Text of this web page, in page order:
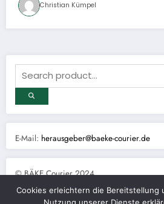
Christian Kümpel
E-Mail: herausgeber@baeke-courier.de
© BÄKE Courier 2024
Cookies erleichtern die Bereitstellung